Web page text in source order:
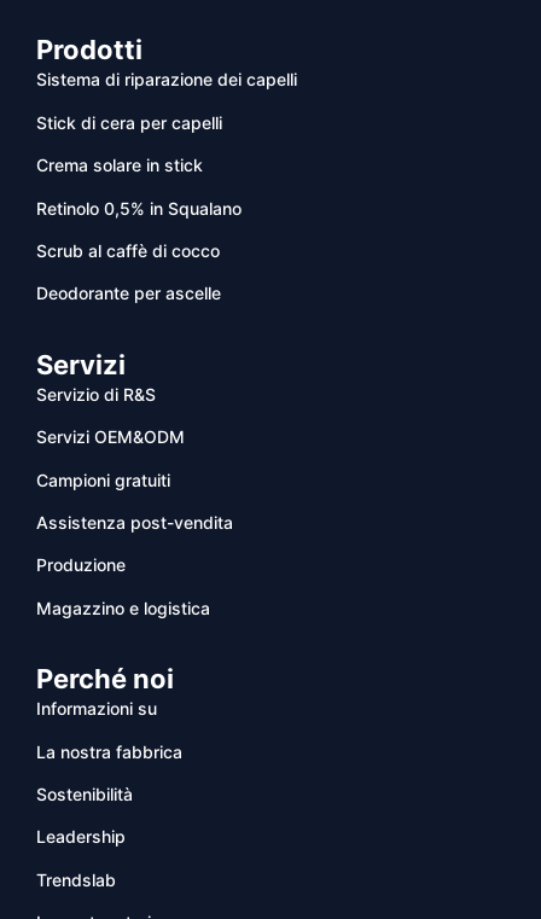
Prodotti
Sistema di riparazione dei capelli
Stick di cera per capelli
Crema solare in stick
Retinolo 0,5% in Squalano
Scrub al caffè di cocco
Deodorante per ascelle
Servizi
Servizio di R&S
Servizi OEM&ODM
Campioni gratuiti
Assistenza post-vendita
Produzione
Magazzino e logistica
Perché noi
Informazioni su
La nostra fabbrica
Sostenibilità
Leadership
Trendslab